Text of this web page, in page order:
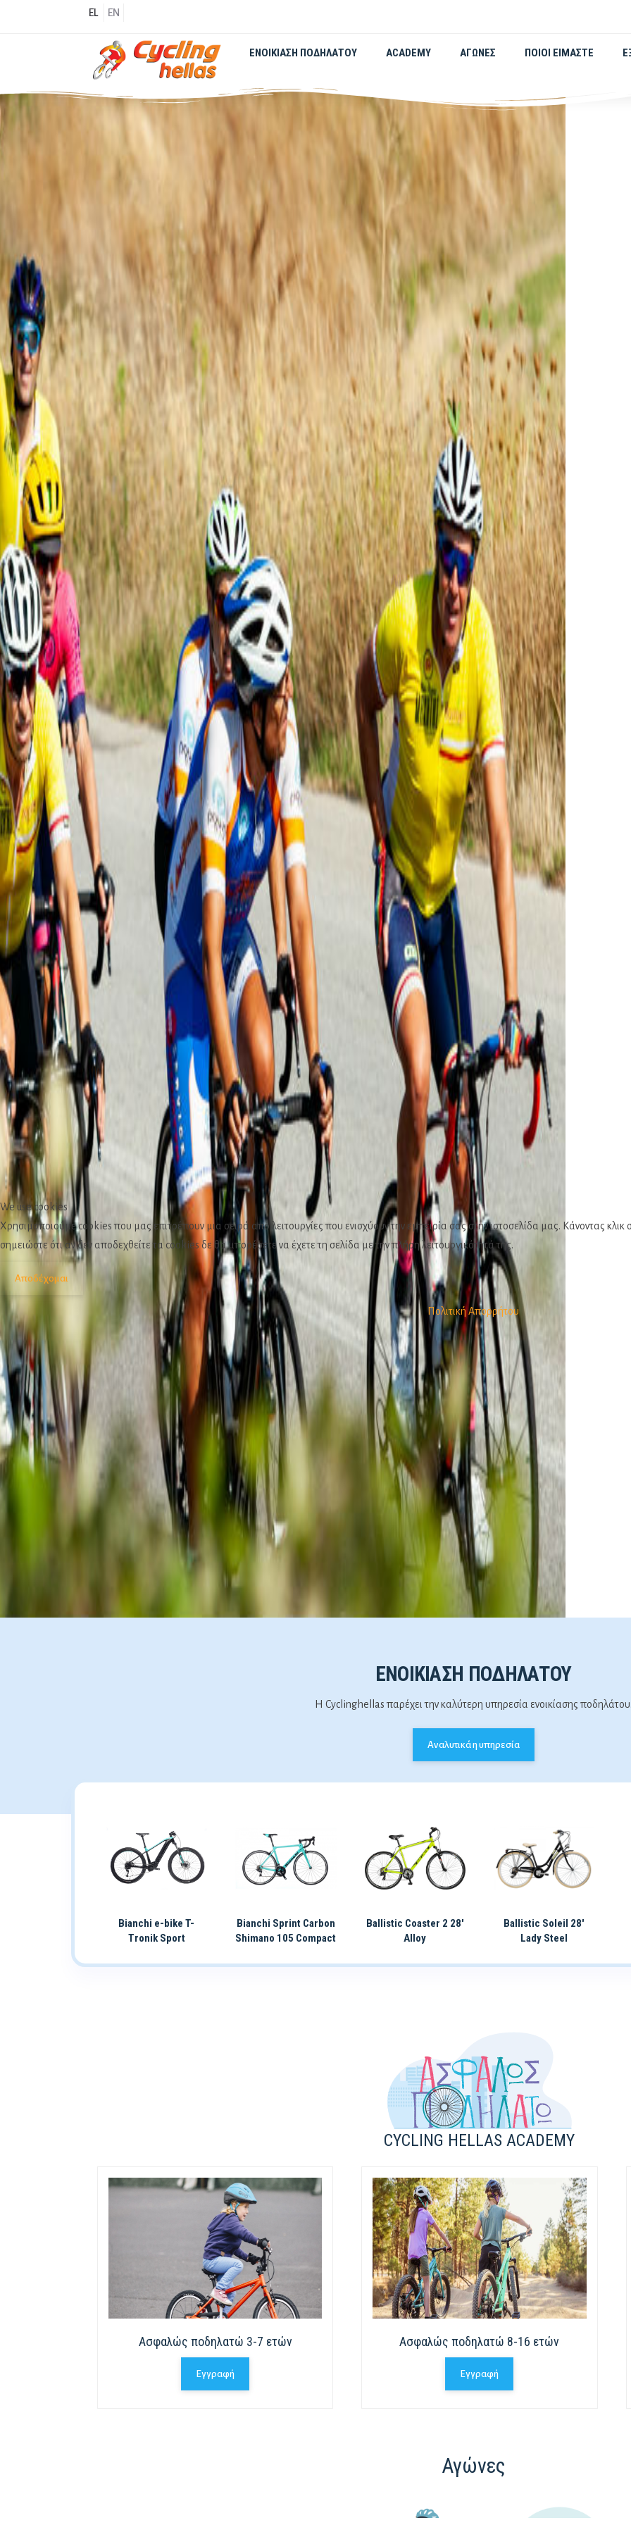
EL EN
ΕΝΟΙΚΊΑΣΗ ΠΟΔΗΛΆΤΟΥ ACADEMY ΑΓΏΝΕΣ ΠΟΙΟΙ ΕΊΜΑΣΤΕ
ΕΝΟΙΚΊΑΣΗ ΠΟΔΗΛΆΤΟΥ
Η Cyclinghellas παρέχει την καλύτερη υπηρεσία ενοικίασης
Αναλυτικά η υπηρεσία
Bianchi e-bike T-
Tronik Sport
Bianchi Sprint Carbon
Shimano 105 Compact
Ballistic Coaster 2 28'
Alloy
Ballistic Soleil 28'
Lady Steel
CYCLING HELLAS ACADEMY
Ασφαλώς ποδηλατώ 3-7 ετών
Εγγραφή
Ασφαλώς ποδηλατώ 8-16 ετών
Εγγραφή
Αγώνες
We use cookies
Χρησιμοποιούμε cookies που μας επιτρέπουν μια σειρά από λειτουργίες που ενισχύουν την εμπειρία σας στην ιστοσελίδα μας. Κάνοντας
σημειώστε ότι αν δεν αποδεχθείτε τα cookies δε θα μπορέσετε να έχετε τη σελίδα με την πλήρη λειτουργικότητά της.
Αποδέχομαι
Πολιτική Απορρήτου